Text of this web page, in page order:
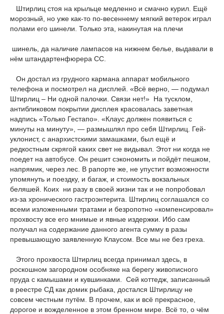
Штирлиц стоя на крыльце медленно и смачно курил. Ещё
морозный, но уже как-то по-весеннему мягкий ветерок играл
полами его шинели. Только эта, накинутая на плечи
шинель, да наличие лампасов на нижнем белье, выдавали в
нём штандартенфюрера СС.
Он достал из грудного кармана аппарат мобильного
телефона и посмотрел на дисплей. «Всё верно, — подумал
Штирлиц – Ни одной палочки. Связи нет!» На тусклом,
антибликовом покрытии дисплея красовалась заветная
надпись «Только Гестапо». «Клаус должен появиться с
минуты на минуту», — размышлял про себя Штирлиц. Гей-
уклонист, с анархистскими замашками, был ещё и
редкостным скрягой каких свет не видывал. Этот ни когда не
поедет на автобусе. Он решит сэкономить и пойдёт пешком,
напрямик, через лес. В рапорте же, не упустит возможности
упомянуть и поездку, и багаж, и стоимость вокзальных
беляшей. Коих ни разу в своей жизни так и не попробовал
из-за хронического гастроэнтерита. Штирлиц соглашался со
всеми изложенными тратами и безропотно «компенсировал»
прохвосту все его мнимые и явные издержки. Ибо сам
получал на содержание данного агента сумму в разы
превышающую заявленную Клаусом. Все мы не без греха.
Этого прохвоста Штирлиц всегда принимал здесь, в
роскошном загородном особняке на берегу живописного
пруда с камышами и кувшинками. Сей коттедж, записанный
в реестре СД как домик рыбака, достался Штирлицу не
совсем честным путём. В прочем, как и всё прекрасное,
дорогое и вожделенное в этом бренном мире. Всё то, о чём